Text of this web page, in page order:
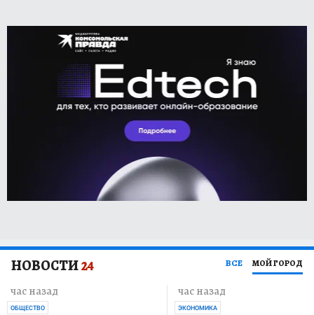
НОВОСТИ24 ВСЕ МОЙ ГОРОД
час назад
ОБЩЕСТВО
час назад
ЭКОНОМИКА